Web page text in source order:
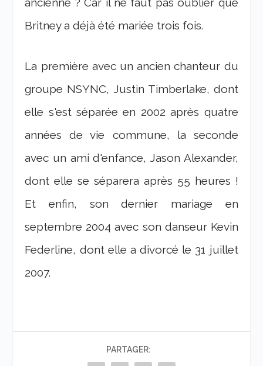
Britney a déjà été mariée trois fois.
La première avec un ancien chanteur du
groupe NSYNC, Justin Timberlake, dont
elle s'est séparée en 2002 après quatre
années de vie commune, la seconde
avec un ami d'enfance, Jason Alexander,
dont elle se séparera après 55 heures !
Et enfin, son dernier mariage en
septembre 2004 avec son danseur Kevin
Federline, dont elle a divorcé le 31 juillet
2007.
PARTAGER: